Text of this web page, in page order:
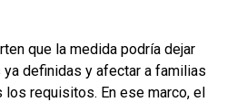
que la medida podría dejar
definidas y afectar a familias
requisitos. En ese marco, el